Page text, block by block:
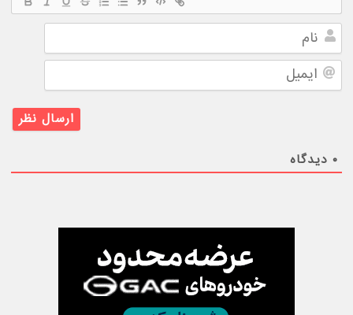
نام
ایمیل
۰ دیدگاه